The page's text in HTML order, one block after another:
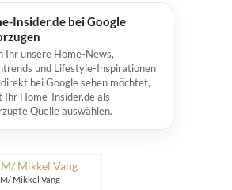
Insider.de bei Google
Ihr unsere Home-News,
und Lifestyle-Inspirationen
bei Google sehen möchtet,
Ihr Home-Insider.de als
Quelle auswählen.
Mikkel Vang